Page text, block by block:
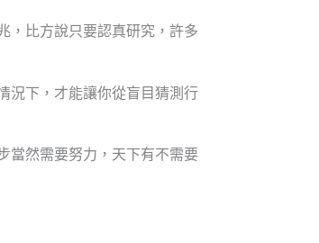
，比方說只要認真研究，許多
況下，才能讓你從盲目猜測行
當然需要努力，天下有不需要